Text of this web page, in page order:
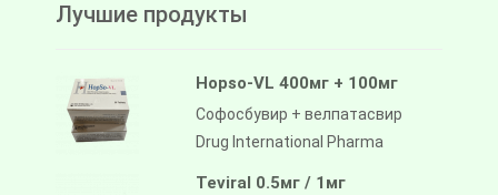
Лучшие продукты
Hopso-VL 400мг + 100мг
Софосбувир + велпатасвир
Drug International Pharma
Teviral 0.5мг / 1мг